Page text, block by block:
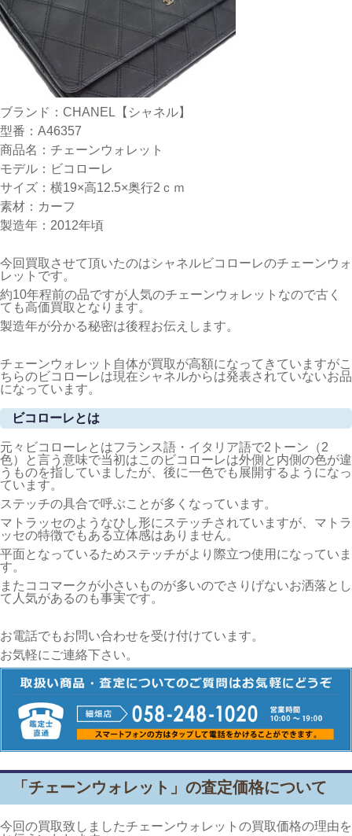
ブランド：CHANEL【シャネル】
型番：A46357
商品名：チェーンウォレット
モデル：ビコローレ
サイズ：横19×高12.5×奥行2ｃｍ
素材：カーフ
製造年：2012年頃
今回買取させて頂いたのはシャネルビコローレのチェーンウォ
レットです。
約10年程前の品ですが人気のチェーンウォレットなので古く
ても高価買取となります。
製造年が分かる秘密は後程お伝えします。
チェーンウォレット自体が買取が高額になってきていますがこ
ちらのビコローレは現在シャネルからは発表されていないお品
になっています。
ビコローレとは
元々ビコローレとはフランス語・イタリア語で2トーン（2
色）と言う意味で当初はこのビコローレは外側と内側の色が違
うものを指していましたが、後に一色でも展開するようになっ
ています。
ステッチの具合で呼ぶことが多くなっています。
マトラッセのようなひし形にステッチされていますが、マトラ
ッセの特徴でもある立体感はありません。
平面となっているためステッチがより際立つ使用になっていま
す。
またココマークが小さいものが多いのでさりげないお洒落とし
て人気があるのも事実です。
お電話でもお問い合わせを受け付けています。
お気軽にご連絡下さい。
「チェーンウォレット」の査定価格について
今回の買取致しましたチェーンウォレットの買取価格の理由を